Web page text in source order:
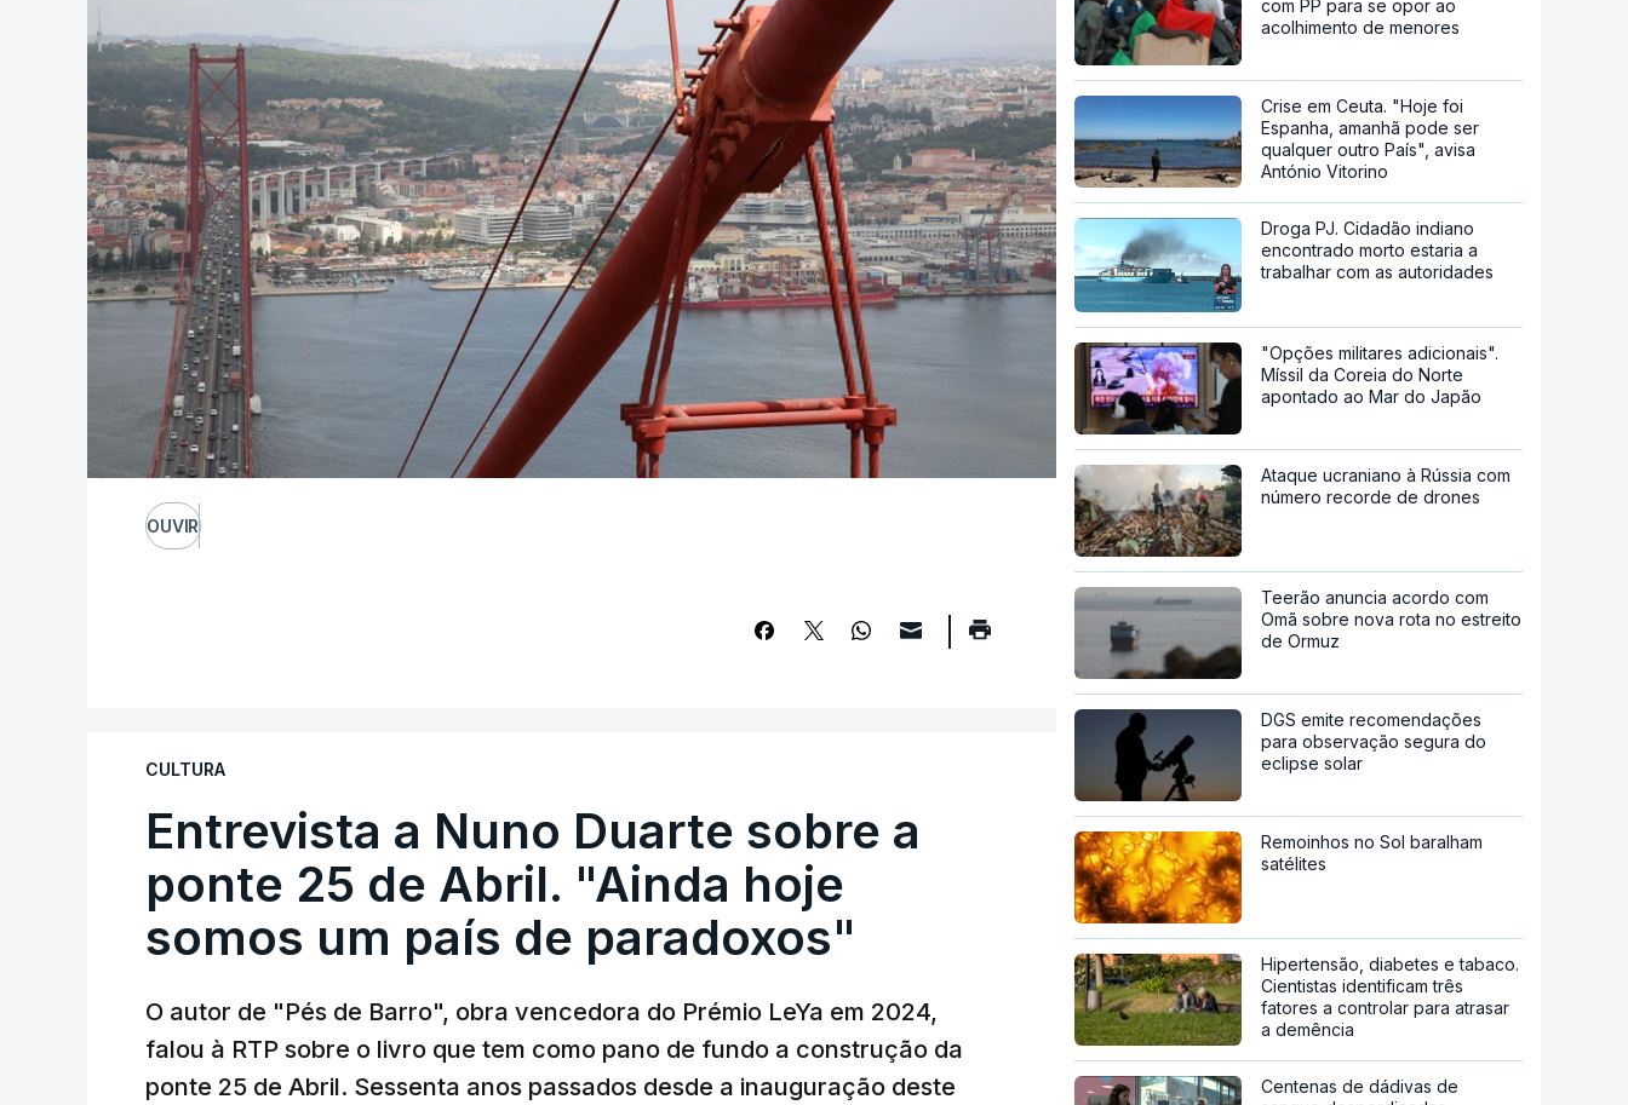
OUVIR
CULTURA
Entrevista a Nuno Duarte sobre a
ponte 25 de Abril. "Ainda hoje
somos um país de paradoxos"
O autor de "Pés de Barro", obra vencedora do Prémio LeYa em 2024,
falou à RTP sobre o livro que tem como pano de fundo a construção da
ponte 25 de Abril. Sessenta anos passados desde a inauguração deste
com PP para se opor ao
acolhimento de menores
Crise em Ceuta. "Hoje foi
Espanha, amanhã pode ser
qualquer outro País", avisa
António Vitorino
Droga PJ. Cidadão indiano
encontrado morto estaria a
trabalhar com as autoridades
"Opções militares adicionais".
Míssil da Coreia do Norte
apontado ao Mar do Japão
Ataque ucraniano à Rússia com
número recorde de drones
Teerão anuncia acordo com
Omã sobre nova rota no estreito
de Ormuz
DGS emite recomendações
para observação segura do
eclipse solar
Remoinhos no Sol baralham
satélites
Hipertensão, diabetes e tabaco.
Cientistas identificam três
fatores a controlar para atrasar
a demência
Centenas de dádivas de